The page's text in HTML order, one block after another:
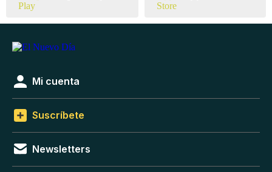
Mi cuenta
Suscríbete
Newsletters